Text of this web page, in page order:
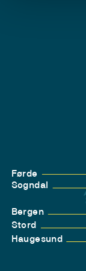
Førde
Sogndal
Bergen
Stord
Haugesund